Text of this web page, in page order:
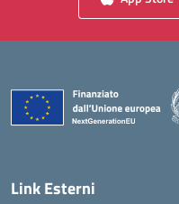
Link Esterni